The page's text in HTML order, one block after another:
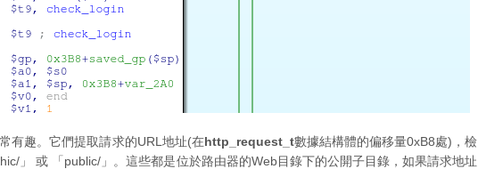
有趣。它們提取請求的URL地址(在http_request_t數據結構體的偏移量0xB8處)，檢
」 或 「public/」。這些都是位於路由器的Web目錄下的公開子目錄，如果請求地址